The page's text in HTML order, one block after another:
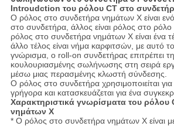
Introudction του ρόλου CT στο
Ο ρόλος στο συνδετήρα νημάτων Χ είναι
στο συνδετήρα, άλλος είναι ρόλος στο
ρόλος στο συνδετήρα νημάτων Χ είναι ένα
άλλο τέλος είναι νήμα καρφιτσών, με αυτό
γνώρισμα, ο roll-on συνδετήρας επιτρέπει
κουλουριασμένης σωλήνωσης στη σειρά
μέσω μιας περασμένης κλωστή σύνδεσης.
Ο ρόλος στο συνδετήρα χρησιμοποιείται
γρήγορα και κατασκευάζεται για ένα
Χαρακτηριστικά γνωρίσματα του ρόλου
νημάτων Χ
* Ο ρόλος στο συνδετήρα νημάτων Χ είναι